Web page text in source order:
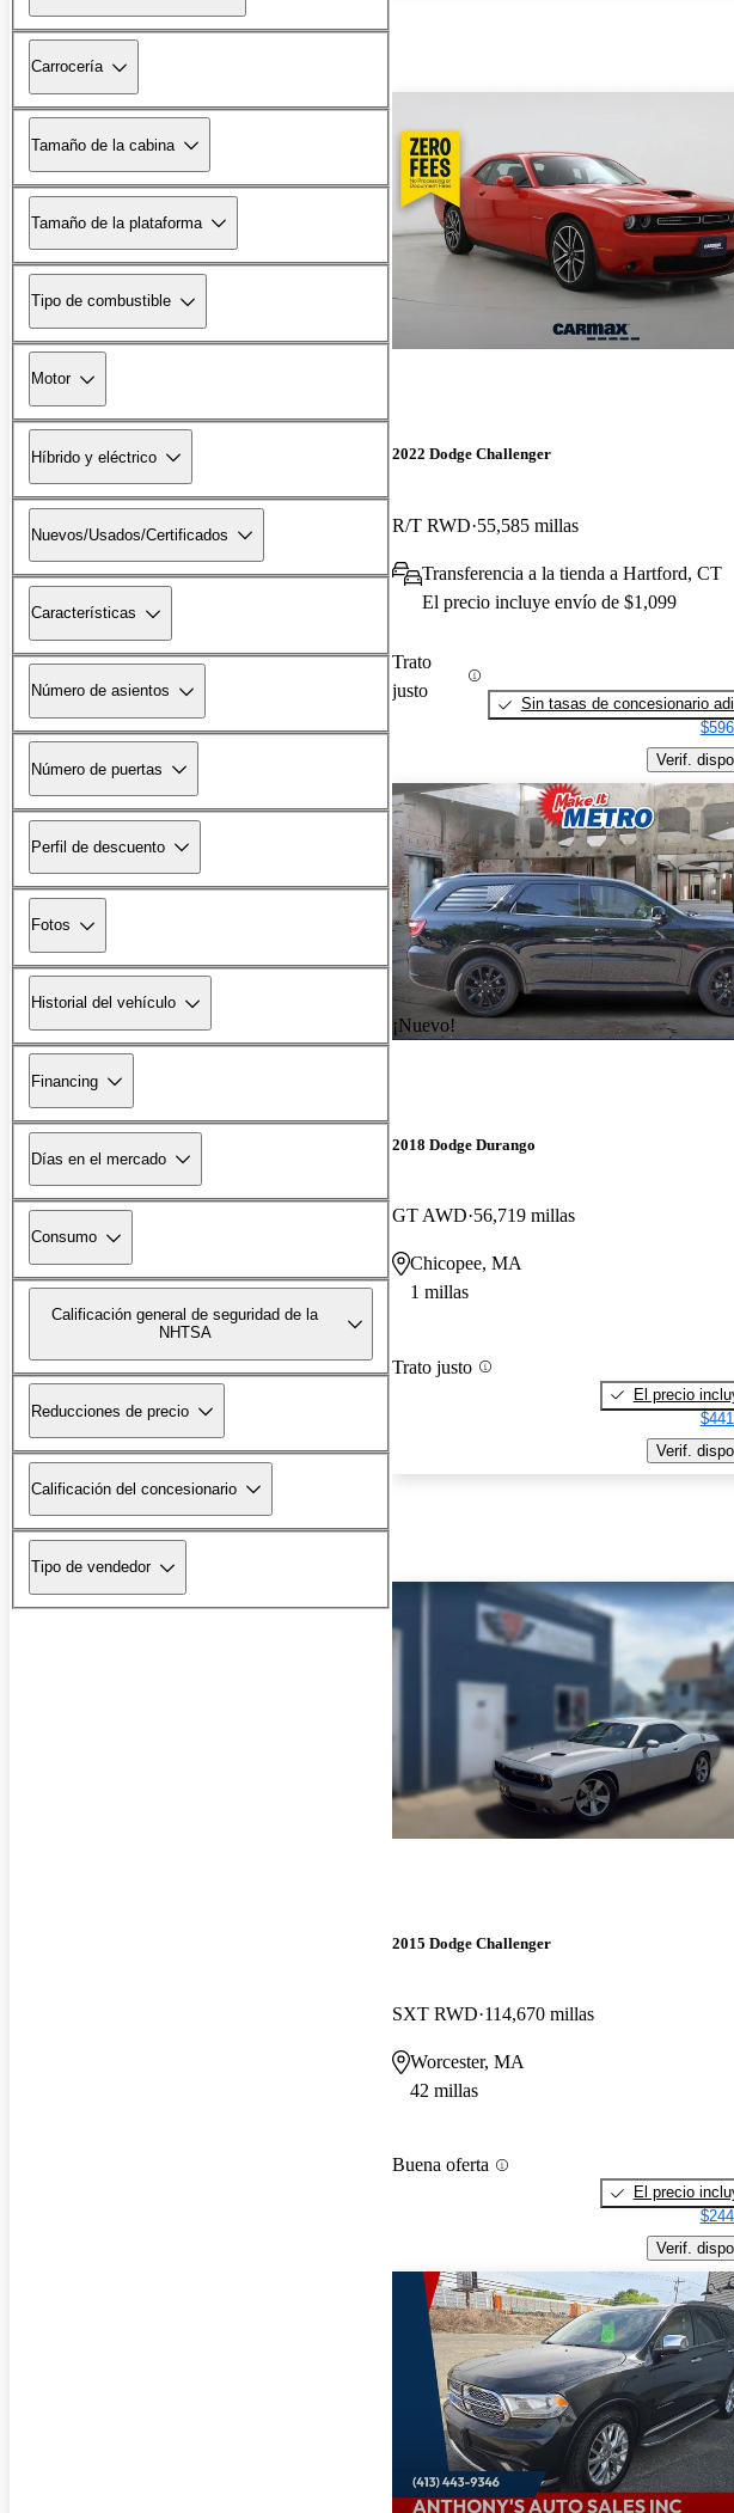
Carrocería
Tamaño de la cabina
Tamaño de la plataforma
Tipo de combustible
Motor
Híbrido y eléctrico
Nuevos/Usados/Certificados
Características
Número de asientos
Número de puertas
Perfil de descuento
Fotos
Historial del vehículo
Financing
Días en el mercado
Consumo
Calificación general de seguridad de la
NHTSA
Reducciones de precio
Calificación del concesionario
Tipo de vendedor
2022 Dodge Challenger
R/T RWD 55,585 millas
Transferencia a la tienda a Hartford, CT
El precio incluye envío de $1,099
Trato
justo
Sin tasas de concesionario
Verif.
¡Nuevo!
2018 Dodge Durango
GT AWD 56,719 millas
Chicopee, MA
1 millas
Trato justo
El precio
Verif.
2015 Dodge Challenger
SXT RWD 114,670 millas
Worcester, MA
42 millas
Buena oferta
El precio
Verif.